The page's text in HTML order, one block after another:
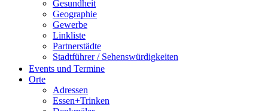
Gesundheit
Geographie
Gewerbe
Linkliste
Partnerstädte
Stadtführer / Sehenswürdigkeiten
Stadtplan
Sport
Who is who
Events und Termine
Orte
Adressen
Essen+Trinken